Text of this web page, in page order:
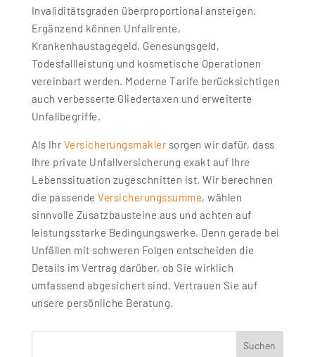
Invaliditätsgraden überproportional ansteigen.
Ergänzend können Unfallrente,
Krankenhaustagegeld, Genesungsgeld,
Todesfallleistung und kosmetische Operationen
vereinbart werden. Moderne Tarife berücksichtigen
auch verbesserte Gliedertaxen und erweiterte
Unfallbegriffe.
Als Ihr Versicherungsmaklersorgen wir dafür, dass
Ihre private Unfallversicherung exakt auf Ihre
Lebenssituation zugeschnitten ist. Wir berechnen
die passendeVersicherungssumme, wählen
sinnvolle Zusatzbausteine aus und achten auf
leistungsstarke Bedingungswerke. Denn gerade bei
Unfällen mit schweren Folgen entscheiden die
Details im Vertrag darüber, ob Sie wirklich
umfassend abgesichert sind. Vertrauen Sie auf
unsere persönliche Beratung.
Suchen